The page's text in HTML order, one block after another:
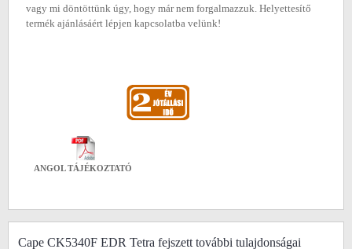
vagy mi döntöttünk úgy, hogy már nem forgalmazzuk. Helyettesítő
termék ajánlásáért lépjen kapcsolatba velünk!
ANGOL TÁJÉKOZTATÓ
Cape CK5340F EDR Tetra fejszett további tulajdonságai